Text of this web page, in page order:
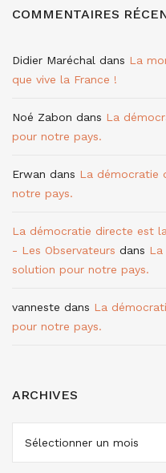
COMMENTAIRES
Didier Maréchal dans La
que vive la France !
Noé Zabon dans La
pour notre pays.
Erwan dans La démocratie
notre pays.
La démocratie directe est
- Les Observateurs dans La
solution pour notre pays.
vanneste dans La
pour notre pays.
ARCHIVES